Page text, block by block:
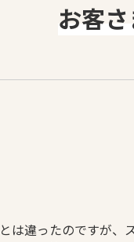
お客
違ったのですが、